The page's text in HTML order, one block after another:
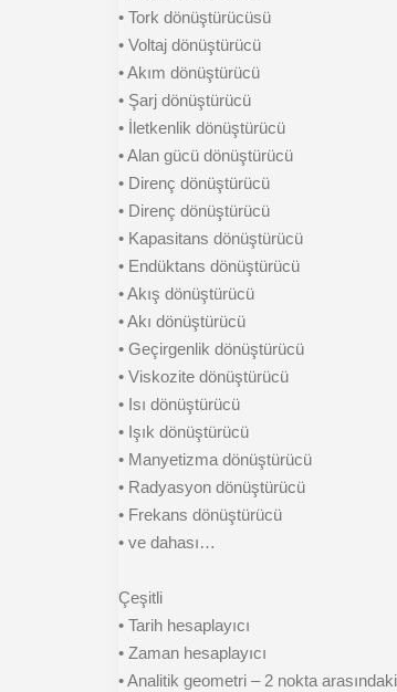
• Tork dönüştürücüsü
• Voltaj dönüştürücü
• Akım dönüştürücü
• Şarj dönüştürücü
• İletkenlik dönüştürücü
• Alan gücü dönüştürücü
• Direnç dönüştürücü
• Direnç dönüştürücü
• Kapasitans dönüştürücü
• Endüktans dönüştürücü
• Akış dönüştürücü
• Akı dönüştürücü
• Geçirgenlik dönüştürücü
• Viskozite dönüştürücü
• Isı dönüştürücü
• Işık dönüştürücü
• Manyetizma dönüştürücü
• Radyasyon dönüştürücü
• Frekans dönüştürücü
• ve dahası…
Çeşitli
• Tarih hesaplayıcı
• Zaman hesaplayıcı
• Analitik geometri – 2 nokta